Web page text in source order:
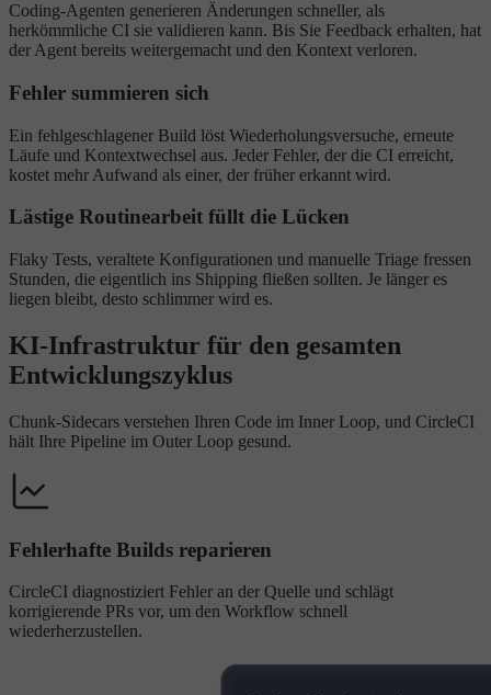
Coding-Agenten generieren Änderungen schneller, als
herkömmliche CI sie validieren kann. Bis Sie Feedback erhalten, hat
der Agent bereits weitergemacht und den Kontext verloren.
Fehler summieren sich
Ein fehlgeschlagener Build löst Wiederholungsversuche, erneute
Läufe und Kontextwechsel aus. Jeder Fehler, der die CI erreicht,
kostet mehr Aufwand als einer, der früher erkannt wird.
Lästige Routinearbeit füllt die Lücken
Flaky Tests, veraltete Konfigurationen und manuelle Triage fressen
Stunden, die eigentlich ins Shipping fließen sollten. Je länger es
liegen bleibt, desto schlimmer wird es.
KI-Infrastruktur für den gesamten
Entwicklungszyklus
Chunk-Sidecars verstehen Ihren Code im Inner Loop, und CircleCI
hält Ihre Pipeline im Outer Loop gesund.
Fehlerhafte Builds reparieren
CircleCI diagnostiziert Fehler an der Quelle und schlägt
korrigierende PRs vor, um den Workflow schnell
wiederherzustellen.